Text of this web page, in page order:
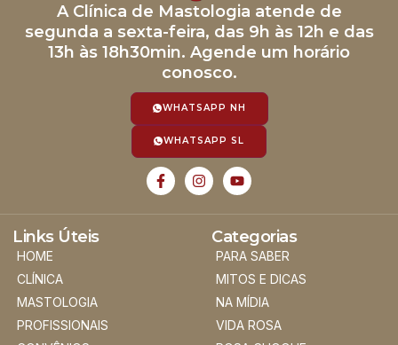
A Clínica de Mastologia atende de
segunda a sexta-feira, das 9h às 12h e das
13h às 18h30min. Agende um horário
conosco.
WHATSAPP NH
WHATSAPP SL
Links Úteis
HOME
CLÍNICA
MASTOLOGIA
PROFISSIONAIS
Categorias
PARA SABER
MITOS E DICAS
NA MÍDIA
VIDA ROSA